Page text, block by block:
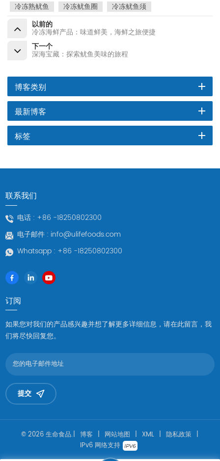
冷冻熟鱿鱼
冷冻鱿鱼圈 冷冻鱿鱼须
以前的
冷冻海鲜产品：味道鲜美，海鲜之旅便捷
下一个
深海宝藏：探索鱿鱼美味的旅程
博客类别
最新博客
标签
联系我们
电话 : +86 -18250802300
电子邮件 : info@ulifefoods.com
Whatsapp : +86 -18250802300
订阅
如果您对我们的产品感兴趣并想了解更多详细信息，请在此留言，我
们将尽快回复您。
提交
© 2026 生命食品.| 博客 | 网站地图 | XML | 隐私政策 |
IPv6 网络支持